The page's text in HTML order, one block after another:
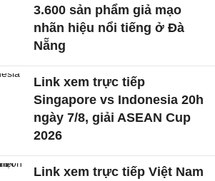
3.600 sản phẩm giả mạo
nhãn hiệu nổi tiếng ở Đà
Nẵng
Link xem trực tiếp
Singapore vs Indonesia 20h
ngày 7/8, giải ASEAN Cup
2026
Link xem trực tiếp Việt Nam